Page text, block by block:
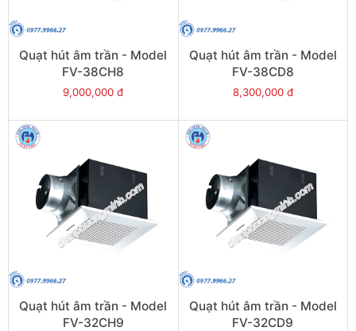
Quạt hút âm trần - Model
FV-38CH8
9,000,000 đ
Quạt hút âm trần - Model
FV-38CD8
8,300,000 đ
Quạt hút âm trần - Model
FV-32CH9
Quạt hút âm trần - Model
FV-32CD9